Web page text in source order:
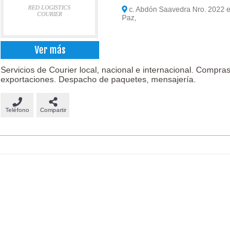
RED LOGISTICS
COURIER
Ver más
c. Abdón Saavedra Nro. 2022
Paz,
Servicios de Courier local, nacional e internacional.
exportaciones. Despacho de paquetes, mensajería.
Teléfono Compartir